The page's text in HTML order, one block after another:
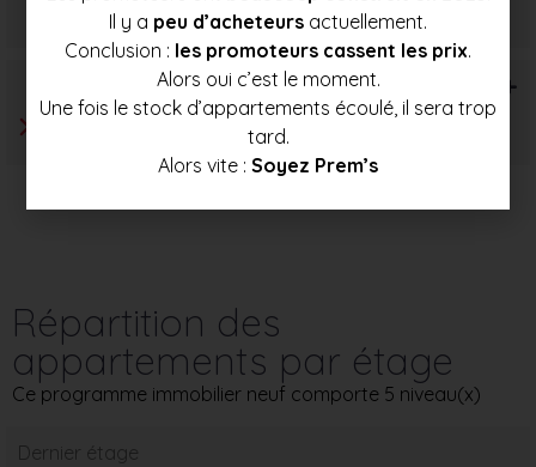
519 500 € 559 500 €599 500 €
T6+
Répartition des
appartements par étage
Ce programme immobilier neuf comporte 5 niveau(x)
Dernier étage
Il y a peu d’acheteurs actuellement.
Conclusion : les promoteurs cassent les prix.
Alors oui c’est le moment.
Une fois le stock d’appartements écoulé, il sera trop
tard.
Alors vite : Soyez Prem’s